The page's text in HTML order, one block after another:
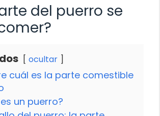
del puerro se
ocultar
cuál es la parte comestible
un puerro?